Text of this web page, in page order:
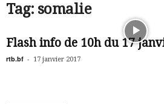
Tag: somalie
Flash info de 10h du 17
rtb.bf - 17 janvier 2017